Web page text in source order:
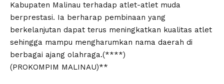
Kabupaten Malinau terhadap atlet-atlet muda
berprestasi. Ia berharap pembinaan yang
berkelanjutan dapat terus meningkatkan kualitas atlet
sehingga mampu mengharumkan nama daerah di
berbagai ajang olahraga.(****)
(PROKOMPIM MALINAU)**